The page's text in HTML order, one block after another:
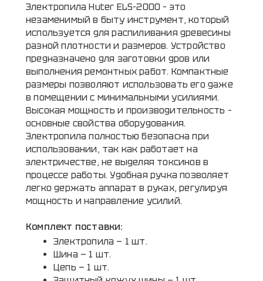
Электропила Huter ELS-2000 – это
незаменимый в быту инструмент, который
используется для распиливания древесины
разной плотности и размеров. Устройство
предназначено для заготовки дров или
выполнения ремонтных работ. Компактные
размеры позволяют использовать его даже
в помещении с минимальными усилиями.
Высокая мощность и производительность –
основные свойства оборудования.
Электропила полностью безопасна при
использовании, так как работает на
электричестве, не выделяя токсинов в
процессе работы. Удобная ручка позволяет
легко держать аппарат в руках, регулируя
мощность и направление усилий.
Комплект поставки:
Электропила — 1 шт.
Шина — 1 шт.
Цепь — 1 шт.